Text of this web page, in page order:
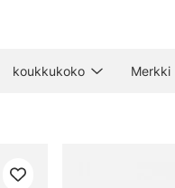
koukkukoko Merkki